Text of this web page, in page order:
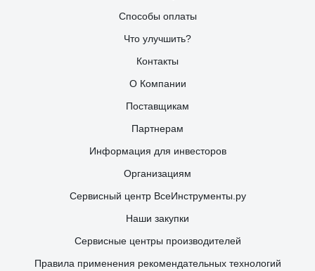
Способы оплаты
Что улучшить?
Контакты
О Компании
Поставщикам
Партнерам
Информация для инвесторов
Организациям
Сервисный центр ВсеИнструменты.ру
Наши закупки
Сервисные центры производителей
Правила применения рекомендательных технологий